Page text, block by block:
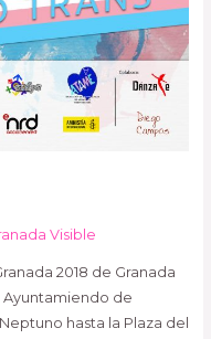
Visible
2018 de Granada
Ayuntamiendo de
hasta la Plaza del